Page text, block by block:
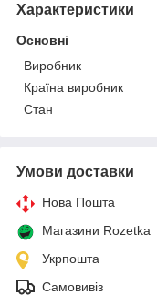
Характеристики
Основні
Виробник
Країна виробник
Стан
Умови доставки
Нова Пошта
Магазини Rozetka
Укрпошта
Самовивіз